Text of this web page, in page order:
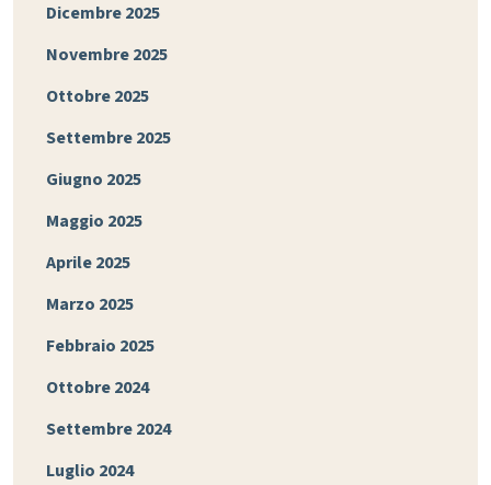
Dicembre 2025
Novembre 2025
Ottobre 2025
Settembre 2025
Giugno 2025
Maggio 2025
Aprile 2025
Marzo 2025
Febbraio 2025
Ottobre 2024
Settembre 2024
Luglio 2024